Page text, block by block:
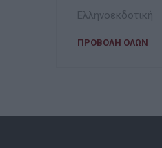
Ελληνοεκδοτική
ΠΡΟΒΟΛΉ ΌΛΩΝ